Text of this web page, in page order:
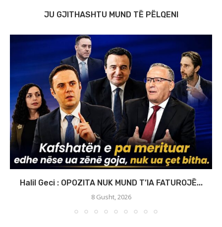
JU GJITHASHTU MUND TË PËLQENI
Halil Geci : OPOZITA NUK MUND T’IA FATUROJË...
8 Gusht, 2026